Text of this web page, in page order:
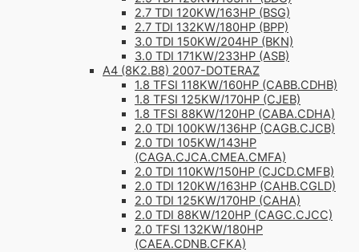
2.7 TDI 120KW/163HP (BSG)
2.7 TDI 132KW/180HP (BPP)
3.0 TDI 150KW/204HP (BKN)
3.0 TDI 171KW/233HP (ASB)
A4 (8K2.B8) 2007-DOTERAZ
1.8 TFSI 118KW/160HP (CABB.CDHB)
1.8 TFSI 125KW/170HP (CJEB)
1.8 TFSI 88KW/120HP (CABA.CDHA)
2.0 TDI 100KW/136HP (CAGB.CJCB)
2.0 TDI 105KW/143HP
(CAGA.CJCA.CMEA.CMFA)
2.0 TDI 110KW/150HP (CJCD.CMFB)
2.0 TDI 120KW/163HP (CAHB.CGLD)
2.0 TDI 125KW/170HP (CAHA)
2.0 TDI 88KW/120HP (CAGC.CJCC)
2.0 TFSI 132KW/180HP
(CAEA.CDNB.CFKA)